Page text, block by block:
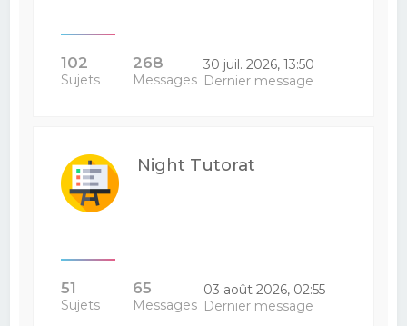
102
Sujets
268
Messages
30 juil. 2026, 13:50
Dernier message
Night Tutorat
51
Sujets
65
Messages
03 août 2026, 02:55
Dernier message